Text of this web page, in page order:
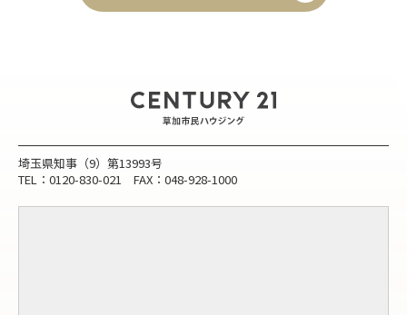
埼玉県知事（9）第13993号
TEL：0120-830-021 FAX：048-928-1000